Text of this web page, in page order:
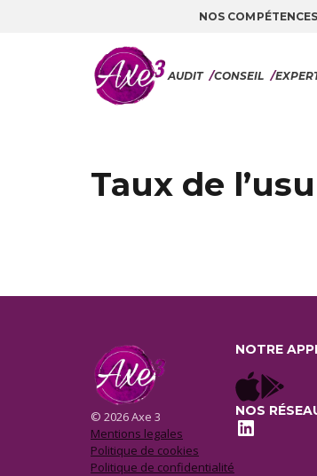
NOS COMPÉTENCES
AUDIT /CONSEIL /
Taux de
© 2026 Axe 3
Mentions legales
Politique de cookies
Politique de confidentialité
NOTRE
NOS
LinkedIn